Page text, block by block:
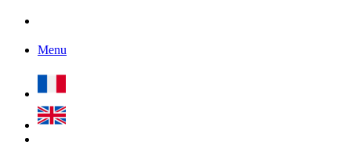
Menu